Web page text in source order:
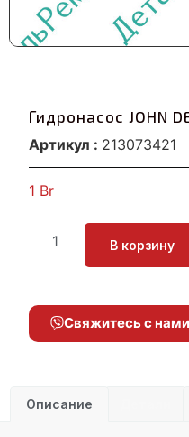
Гидронасос JOHN
Артикул : 213073421
1 Br
В корзину
Свяжитесь с нами
Описание